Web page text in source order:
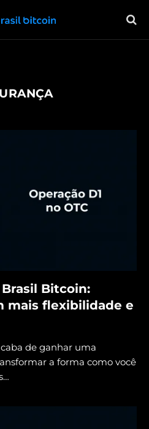
Bitcoin:
mais flexibilidade e
de ganhar uma
a forma como você